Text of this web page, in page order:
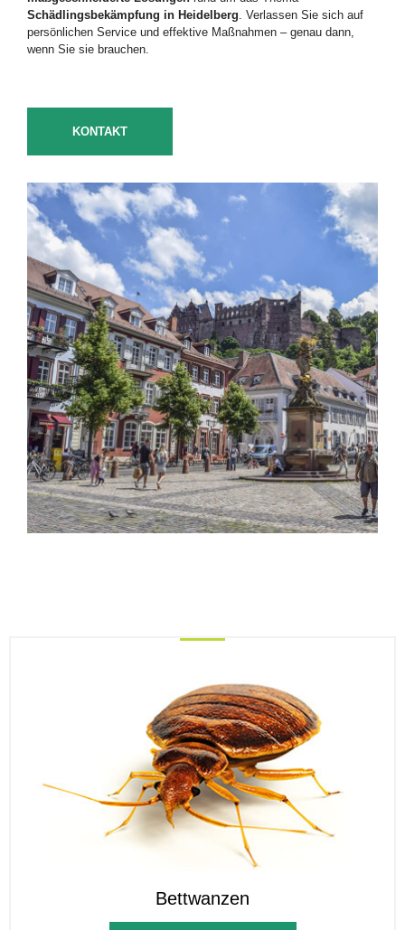
Schädlingsbekämpfung in Heidelberg. Verlassen Sie sich auf
persönlichen Service und effektive Maßnahmen – genau dann,
wenn Sie sie brauchen.
KONTAKT
Bettwanzen